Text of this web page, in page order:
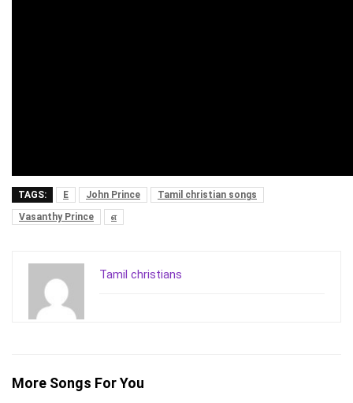
TAGS: E John Prince
Tamil christian songs
Vasanthy Prince
எ
Tamil christians
More Songs For You